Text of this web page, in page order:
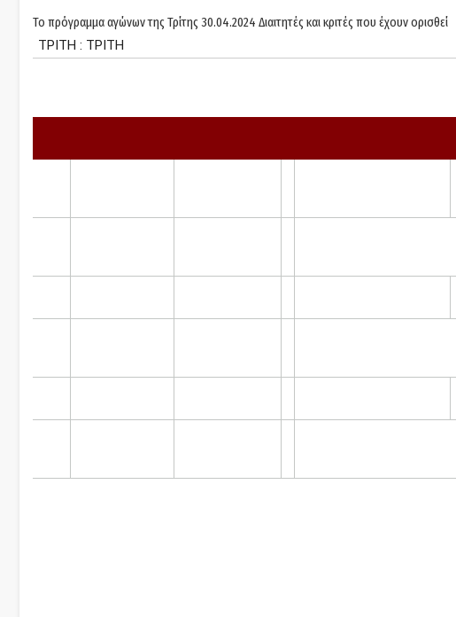
Το πρόγραμμα αγώνων της Τρίτης 30.04.2024 Διαιτητές και κριτές που έχουν ορισθεί